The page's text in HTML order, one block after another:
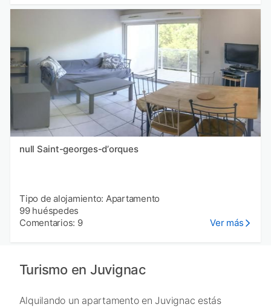
null Saint-georges-dʼorques
Tipo de alojamiento: Apartamento
99 huéspedes
Comentarios: 9
Ver más
Turismo en Juvignac
Alquilando un apartamento en Juvignac estás